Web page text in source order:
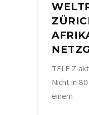
TELE Z
Nicht in
einem